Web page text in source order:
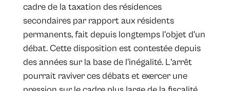
cadre de la taxation des résidences
secondaires par rapport aux résidents
permanents, fait depuis longtemps l'objet d'un
débat. Cette disposition est contestée depuis
des années sur la base de l'inégalité. L'arrêt
pourrait raviver ces débats et exercer une